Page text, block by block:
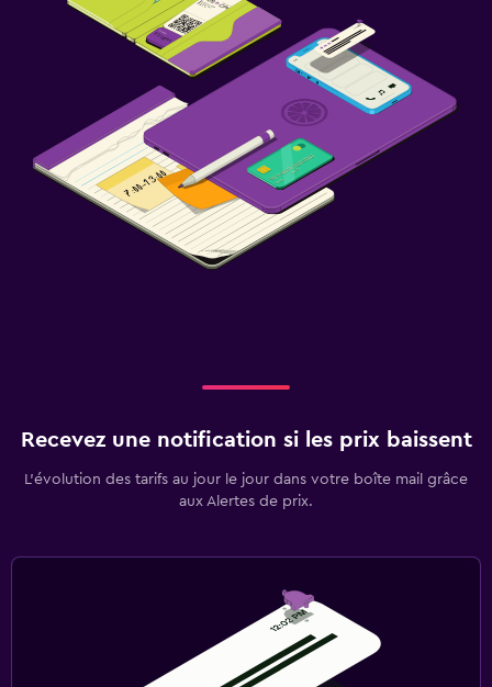
Recevez une notification si les prix baissent
L’évolution des tarifs au jour le jour dans votre boîte mail grâce
aux Alertes de prix.